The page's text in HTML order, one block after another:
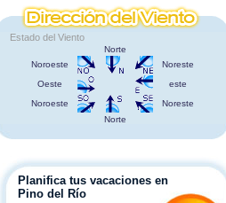
Estado del Viento
Norte
Noroeste
Noreste
Oeste
este
Noroeste
Noreste
Norte
Planifica tus vacaciones en
Pino del Río